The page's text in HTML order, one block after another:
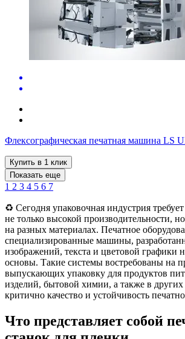
Флексографическая печатная машина LS
Купить в 1 клик
Показать еще
1 2 3 4 5 6 7
♻️ Сегодня упаковочная индустрия
не только высокой производительности,
на разных материалах. Печатное
специализированные машины,
изображений, текста и цветовой графики
основы. Такие системы востребованы на
выпускающих упаковку для продуктов
изделий, бытовой химии, а также в других
критично качество и устойчивость
Что представляет собой